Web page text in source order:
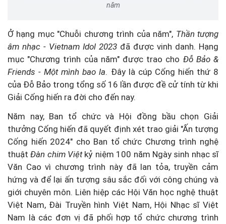
năm
Ở hạng mục "Chuỗi chương trình của năm", Thần tượng
âm nhạc - Vietnam Idol 2023 đã được vinh danh. Hạng
mục "Chương trình của năm" được trao cho Đỗ Bảo &
Friends - Một mình bao la. Đây là cúp Cống hiến thứ 8
của Đỗ Bảo trong tổng số 16 lần được đề cử tính từ khi
Giải Cống hiến ra đời cho đến nay.
Năm nay, Ban tổ chức và Hội đồng bầu chọn Giải
thưởng Cống hiến đã quyết định xét trao giải "Ấn tượng
Cống hiến 2024" cho Ban tổ chức Chương trình nghệ
thuậtĐàn chim Việtkỷ niệm 100 năm Ngày sinh nhạc sĩ
Văn Cao vì chương trình này đã lan tỏa, truyền cảm
hứng và để lại ấn tượng sâu sắc đối với công chúng và
giới chuyên môn. Liên hiệp các Hội Văn học nghệ thuật
Việt Nam, Đài Truyền hình Việt Nam, Hội Nhạc sĩ Việt
Nam là các đơn vị đã phối hợp tổ chức chương trình